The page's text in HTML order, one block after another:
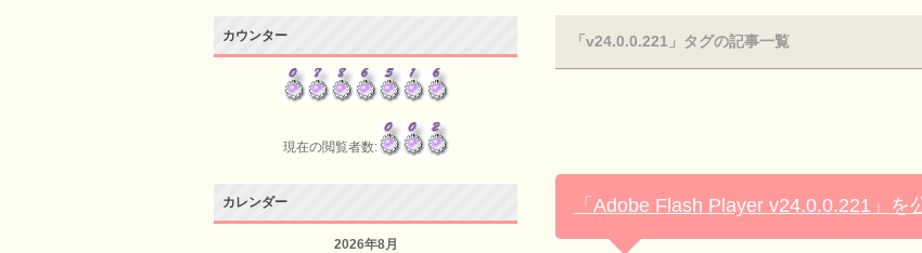
「v24.0.0.221」タグの記事一覧
「Adobe Flash Player v24.0.0.221」を
カウンター
現在の閲覧者数:
カレンダー
2026年8月